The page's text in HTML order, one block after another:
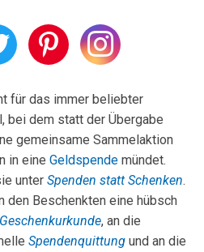
für das immer beliebter
bei dem statt der Übergabe
gemeinsame Sammelaktion
in eine Geldspende mündet.
unter Spenden statt Schenken.
den Beschenkten eine hübsch
Geschenkurkunde, an die
Spendenquittung und an die